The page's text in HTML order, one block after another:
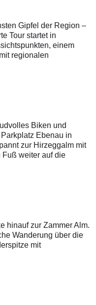
Gipfel der Region –
Tour startet in
einem
regionalen
Biken und
Ebenau in
zur Hirzeggalm mit
weiter auf die
hinauf zur Zammer Alm.
Wanderung über die
mit